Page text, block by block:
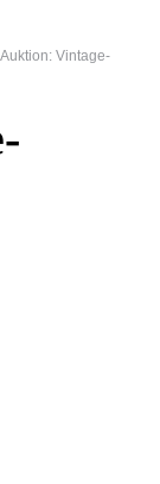
Auktion: Vintage-